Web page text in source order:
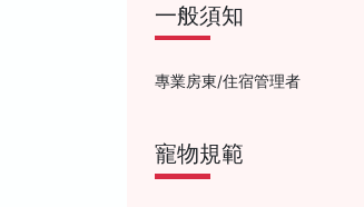
一般須知
專業房東/住宿管理者
寵物規範